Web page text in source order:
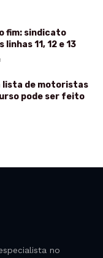
fim: sindicato
11, 12 e 13
lista de motoristas
pode ser feito
no